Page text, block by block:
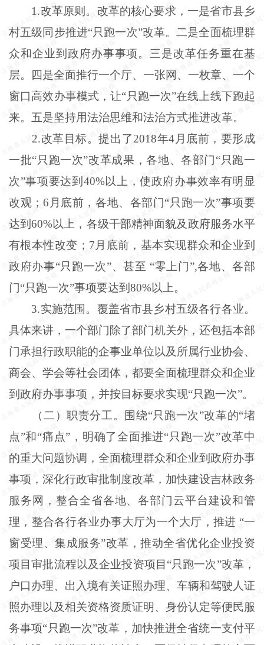
1.改革原则。改革的核心要求，一是省市县乡
村五级同步推进“只跑一次”改革。二是全面梳理群
众和企业到政府办事事项。三是改革任务重在基
层。四是全面推行一个厅、一张网、一枚章、一个
窗口高效办事模式，让“只跑一次”在线上线下跑起
来。五是坚持用法治思维和法治方式推进改革。
2.改革目标。提出了2018年4月底前，要形成
一批“只跑一次”改革成果，各地、各部门“只跑一
次”事项要达到40%以上，使政府办事效率有明显
改观；6月底前，各地、各部门“只跑一次”事项要
达到60%以上，各级干部精神面貌及政府服务水平
有根本性改变；7月底前，基本实现群众和企业到
政府办事“只跑一次”、甚至 “零上门”,各地、各部
门“只跑一次”事项要达到80%以上。
3.实施范围。覆盖省市县乡村五级各行各业。
具体来讲，一个部门除了部门机关外，还包括本部
门承担行政职能的企事业单位以及所属行业协会、
商会、学会等社会团体，都要全面梳理群众和企业
到政府办事事项，并按目标要求实现“只跑一次”。
（二）职责分工。围绕“只跑一次”改革的“堵
点”和“痛点”，明确了全面推进“只跑一次”改革中
的重大问题协调，全面梳理群众和企业到政府办事
事项，深化行政审批制度改革，加快建设吉林政务
服务网，整合全省各地、各部门云平台建设和管
理，整合各行各业办事大厅为一个大厅，推进 “一
窗受理、集成服务”改革，推动全省优化企业投资
项目审批流程以及企业投资项目“只跑一次”改革，
户口办理、出入境有关证照办理、车辆和驾驶人证
照办理以及相关资格资质证明、身份认定等便民服
务事项“只跑一次”改革，加快推进全省统一支付平